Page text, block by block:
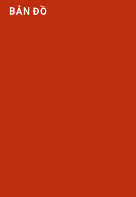
BẢN ĐỒ